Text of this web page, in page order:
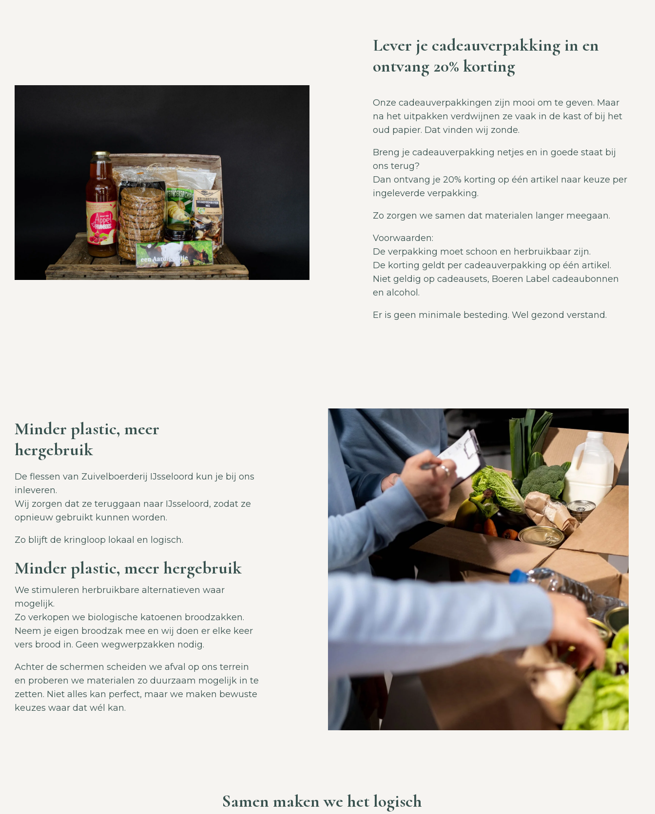
Lever je cadeauverpakking in en
ontvang 20% korting
Onze cadeauverpakkingen zijn mooi om te geven. Maar
na het uitpakken verdwijnen ze vaak in de kast of bij het
oud papier. Dat vinden wij zonde.
Breng je cadeauverpakking netjes en in goede staat bij
ons terug?
Dan ontvang je 20% korting op één artikel naar keuze per
ingeleverde verpakking.
Zo zorgen we samen dat materialen langer meegaan.
Voorwaarden:
De verpakking moet schoon en herbruikbaar zijn.
De korting geldt per cadeauverpakking op één artikel.
Niet geldig op cadeausets, Boeren Label cadeaubonnen
en alcohol.
Er is geen minimale besteding. Wel gezond verstand.
Minder plastic, meer
hergebruik
De flessen van Zuivelboerderij IJsseloord kun je bij ons
inleveren.
Wij zorgen dat ze teruggaan naar IJsseloord, zodat ze
opnieuw gebruikt kunnen worden.
Zo blijft de kringloop lokaal en logisch.
Minder plastic, meer hergebruik
We stimuleren herbruikbare alternatieven waar
mogelijk.
Zo verkopen we biologische katoenen broodzakken.
Neem je eigen broodzak mee en wij doen er elke keer
vers brood in. Geen wegwerpzakken nodig.
Achter de schermen scheiden we afval op ons terrein
en proberen we materialen zo duurzaam mogelijk in te
zetten. Niet alles kan perfect, maar we maken bewuste
keuzes waar dat wél kan.
Samen maken we het logisch